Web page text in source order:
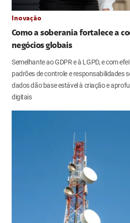
Inovação
Como a soberania fortalece a
negócios globais
Semelhante ao GDPR e à LGPD, e com
padrões de controle e responsabilidades
dados dão base estável à criação e
digitais